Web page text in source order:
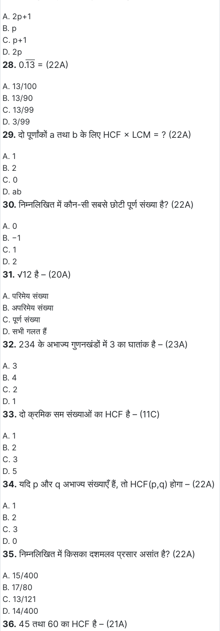
A. 2p+1
B. p
C. p+1
D. 2p
28. 0.13 = (22A)
A. 13/100
B. 13/90
C. 13/99
D. 3/99
29. दो पूर्णांकों a तथा b के लिए HCF × LCM = ? (22A)
A. 1
B. 2
C. 0
D. ab
30. निम्नलिखित में कौन-सी सबसे छोटी पूर्ण संख्या है? (22A)
A. 0
B. −1
C. 1
D. 2
31. √12 है – (20A)
A. परिमेय संख्या
B. अपरिमेय संख्या
C. पूर्ण संख्या
D. सभी गलत हैं
32. 234 के अभाज्य गुणनखंडों में 3 का घातांक है – (23A)
A. 3
B. 4
C. 2
D. 1
33. दो क्रमिक सम संख्याओं का HCF है – (11C)
A. 1
B. 2
C. 3
D. 5
34. यदि p और q अभाज्य संख्याएँ हैं, तो HCF(p,q) होगा – (22A)
A. 1
B. 2
C. 3
D. 0
35. निम्नलिखित में किसका दशमलव प्रसार असांत है? (22A)
A. 15/400
B. 17/80
C. 13/121
D. 14/400
36. 45 तथा 60 का HCF है – (21A)